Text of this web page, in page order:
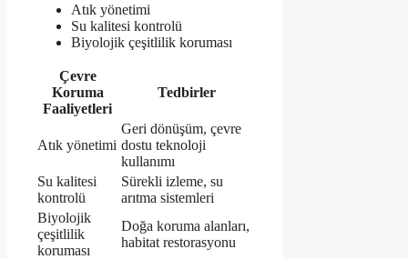
Atık yönetimi
Su kalitesi kontrolü
Biyolojik çeşitlilik koruması
Çevre
Koruma
Faaliyetleri
Tedbirler
Atık yönetimi
Geri dönüşüm, çevre
dostu teknoloji
kullanımı
Su kalitesi
kontrolü
Sürekli izleme, su
arıtma sistemleri
Biyolojik
çeşitlilik
koruması
Doğa koruma alanları,
habitat restorasyonu